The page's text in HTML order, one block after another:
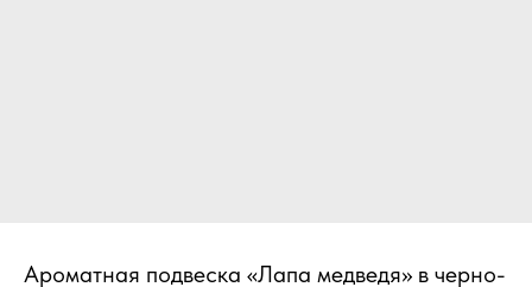
Ароматная подвеска «Лапа медведя» в черно-